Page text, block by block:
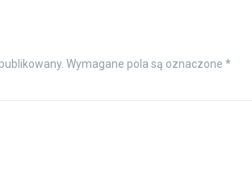
Wymagane pola są oznaczone *